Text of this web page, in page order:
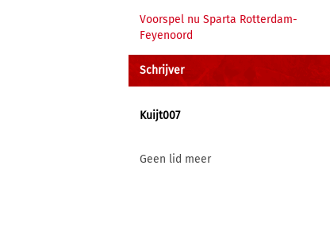
Voorspel nu Sparta Rotterdam-
Feyenoord
Schrijver
Kuijt007
Geen lid meer